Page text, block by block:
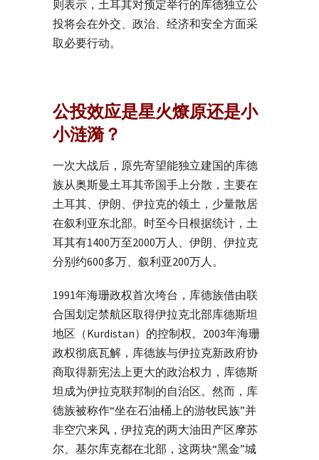
则表示，土耳其对预定举行的库德独立公
投将会在外交、政治、经济和安全方面采
取必要行动。
公投效应是星火燎原还是小
小涟漪？
一次大战后，原先寄望能独立建国的库德
族从奥斯曼土耳其帝国手上分散，主要在
土耳其、伊朗、伊拉克的领土，少量散居
在叙利亚东北部。时至今日根据统计，土
耳其有1400万至2000万人、伊朗、伊拉克
分别约600多万、叙利亚200万人。
1991年海珊政权首次垮台，库德族借由联
合国划定禁航区取得伊拉克北部库德斯坦
地区（Kurdistan）的控制权。2003年海珊
政权彻底瓦解，库德族与伊拉克新政府协
商取得新宪法上更大的政治权力，库德斯
坦成为伊拉克联邦制的自治区。然而，库
德族被称作“坐在石油桶上的游牧民族”并
非空穴来风，伊拉克的两大油田产区摩苏
尔、基尔库克都在北部，这两块“黑金”城